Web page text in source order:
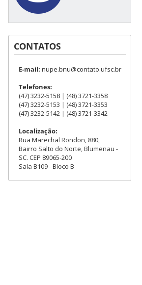
CONTATOS
E-mail: nupe.bnu@contato.ufsc.br
Telefones:
(47) 3232-5158 | (48) 3721-3358
(47) 3232-5153 | (48) 3721-3353
(47) 3232-5142 | (48) 3721-3342
Localização:
Rua Marechal Rondon, 880,
Bairro Salto do Norte, Blumenau -
SC. CEP 89065-200
Sala B109 - Bloco B